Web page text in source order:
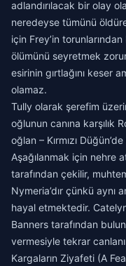
adlandırılacak bir olay
neredeyse tümünü
için Frey’in
ölümünü seyretmek
esirinin gırtlağını keser
olamaz.
Tully olarak şerefim
oğlunun canına karşılık
oğlan – Kırmızı
Aşağılanmak için nehre
tarafından çekilir,
Nymeria’dır çünkü aynı
hayal etmektedir.
Banners tarafından
vermesiyle tekrar
Kargaların Ziyafeti (A